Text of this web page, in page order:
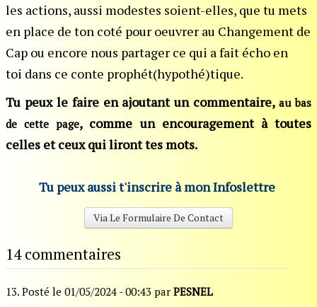
les actions, aussi modestes soient-elles, que tu mets
en place de ton coté pour oeuvrer au Changement de
Cap ou encore nous partager ce qui a fait écho en
toi dans ce conte prophét(hypothé)tique.
Tu peux le faire en ajoutant un commentaire,au bas
de cette page, comme un encouragement à toutes
celles et ceux qui liront tes mots.
Tu peux aussi t'inscrire à mon Infoslettre
Via Le Formulaire De Contact
14 commentaires
13. Posté le 01/05/2024 - 00:43 par PESNEL